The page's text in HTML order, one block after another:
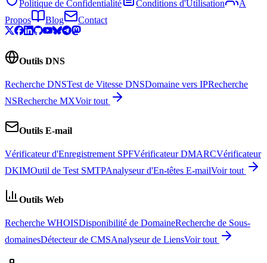
Politique de Confidentialité Conditions d'Utilisation
À
Propos
Blog Contact
Outils DNS
Recherche DNSTest de Vitesse DNSDomaine vers IPRecherche
NSRecherche MXVoir tout
Outils E-mail
Vérificateur d'Enregistrement SPFVérificateur DMARCVérificateur
DKIMOutil de Test SMTPAnalyseur d'En-têtes E-mailVoir tout
Outils Web
Recherche WHOISDisponibilité de DomaineRecherche de Sous-
domainesDétecteur de CMSAnalyseur de LiensVoir tout